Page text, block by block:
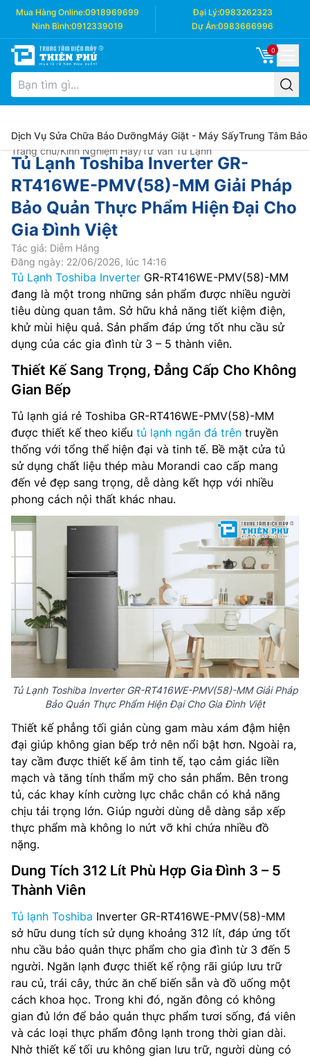
Mua Hàng Online:0918969699 Đại Lý:0983262323
Ninh Bình:0912339019 Dự Án:0983666996
0
Dịch Vụ Sửa Chữa Bảo DưỡngMáy Giặt - Máy SấyTrung Tâm Bảo
Trang chủ/Kinh Nghiệm Hay/Tư Vấn Tủ Lạnh
Tủ Lạnh Toshiba Inverter GR-
RT416WE-PMV(58)-MM Giải Pháp
Bảo Quản Thực Phẩm Hiện Đại Cho
Gia Đình Việt
Tác giả: Diễm Hằng
Đăng ngày: 22/06/2026, lúc 14:16
Tủ Lạnh Toshiba Inverter GR-RT416WE-PMV(58)-MM
đang là một trong những sản phẩm được nhiều người
tiêu dùng quan tâm. Sở hữu khả năng tiết kiệm điện,
khử mùi hiệu quả. Sản phẩm đáp ứng tốt nhu cầu sử
dụng của các gia đình từ 3 – 5 thành viên.
Thiết Kế Sang Trọng, Đẳng Cấp Cho Không
Gian Bếp
Tủ lạnh giá rẻ Toshiba GR-RT416WE-PMV(58)-MM
được thiết kế theo kiểu tủ lạnh ngăn đá trên truyền
thống với tổng thể hiện đại và tinh tế. Bề mặt cửa tủ
sử dụng chất liệu thép màu Morandi cao cấp mang
đến vẻ đẹp sang trọng, dễ dàng kết hợp với nhiều
phong cách nội thất khác nhau.
Tủ Lạnh Toshiba Inverter GR-RT416WE-PMV(58)-MM Giải Pháp
Bảo Quản Thực Phẩm Hiện Đại Cho Gia Đình Việt
Thiết kế phẳng tối giản cùng gam màu xám đậm hiện
đại giúp không gian bếp trở nên nổi bật hơn. Ngoài ra,
tay cầm được thiết kế âm tinh tế, tạo cảm giác liền
mạch và tăng tính thẩm mỹ cho sản phẩm. Bên trong
tủ, các khay kính cường lực chắc chắn có khả năng
chịu tải trọng lớn. Giúp người dùng dễ dàng sắp xếp
thực phẩm mà không lo nứt vỡ khi chứa nhiều đồ
nặng.
Dung Tích 312 Lít Phù Hợp Gia Đình 3 – 5
Thành Viên
Tủ lạnh Toshiba Inverter GR-RT416WE-PMV(58)-MM
sở hữu dung tích sử dụng khoảng 312 lít, đáp ứng tốt
nhu cầu bảo quản thực phẩm cho gia đình từ 3 đến 5
người. Ngăn lạnh được thiết kế rộng rãi giúp lưu trữ
rau củ, trái cây, thức ăn chế biến sẵn và đồ uống một
cách khoa học. Trong khi đó, ngăn đông có không
gian đủ lớn để bảo quản thực phẩm tươi sống, đá viên
và các loại thực phẩm đông lạnh trong thời gian dài.
Nhờ thiết kế tối ưu không gian lưu trữ, người dùng có